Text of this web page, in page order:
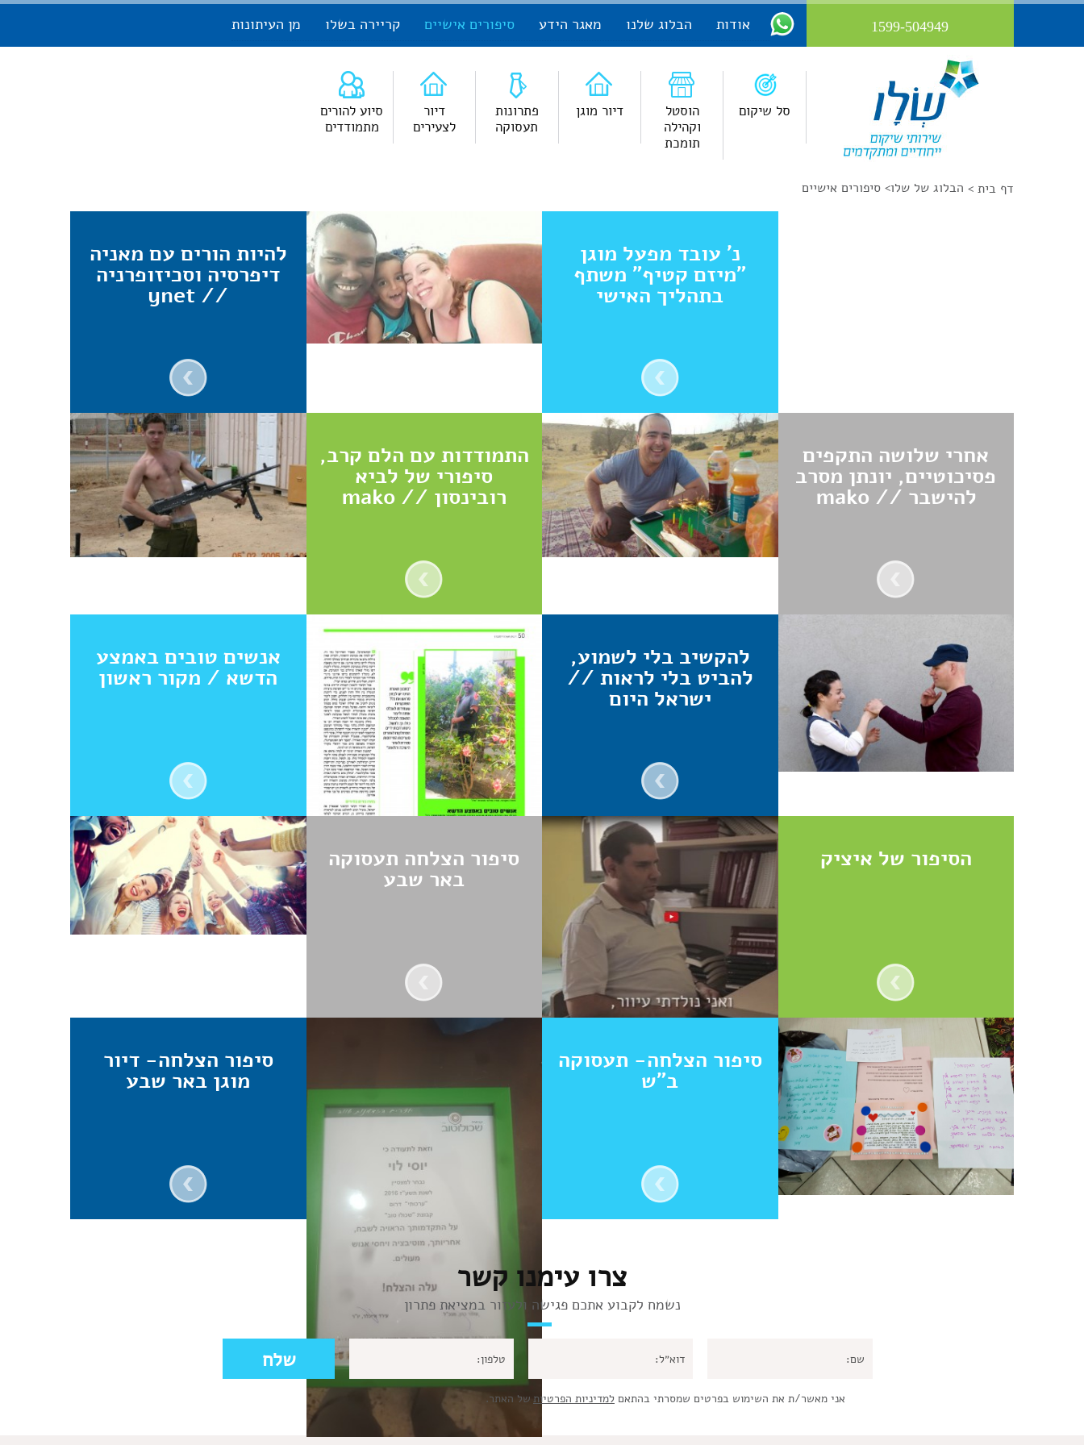
1599-504949 אודות הבלוג שלנו מאגר הידע סיפורים אישיים קריירה בשלו מן העיתונות
סל שיקום
הוסטל
וקהילה
תומכת
דיור מוגן
פתרונות
תעסוקה
דיור
לצעירים
סיוע להורים
מתמודדים
דף בית > הבלוג של שלו> סיפורים אישיים
נ' עובד מפעל מוגן
"מיזם קטיף" משתף
בתהליך האישי
להיות הורים עם מאניה
דיפרסיה וסכיזופרניה
// ynet
אחרי שלושה התקפים
פסיכוטיים, יונתן מסרב
להישבר // mako
התמודדות עם הלם קרב,
סיפורי של לביא
רובינסון // mako
להקשיב בלי לשמוע,
להביט בלי לראות //
ישראל היום
אנשים טובים באמצע
הדשא / מקור ראשון
הסיפור של איציק סיפור הצלחה תעסוקה
באר שבע
סיפור הצלחה- תעסוקה
ב"ש
סיפור הצלחה- דיור
מוגן באר שבע
צרו עימנו קשר
נשמח לקבוע אתכם פגישה ולעזור במציאת פתרון
אני מאשר/ת את השימוש בפרטים שמסרתי בהתאם למדיניות הפרטיות של האתר.